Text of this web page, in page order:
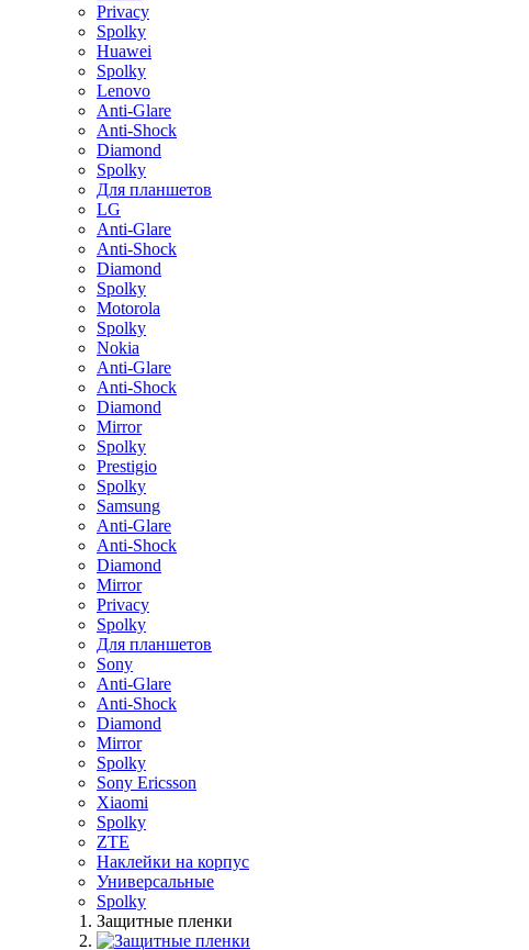
Privacy
Spolky
Huawei
Spolky
Lenovo
Anti-Glare
Anti-Shock
Diamond
Spolky
Для планшетов
LG
Anti-Glare
Anti-Shock
Diamond
Spolky
Motorola
Spolky
Nokia
Anti-Glare
Anti-Shock
Diamond
Mirror
Spolky
Prestigio
Spolky
Samsung
Anti-Glare
Anti-Shock
Diamond
Mirror
Privacy
Spolky
Для планшетов
Sony
Anti-Glare
Anti-Shock
Diamond
Mirror
Spolky
Sony Ericsson
Xiaomi
Spolky
ZTE
Наклейки на корпус
Универсальные
Spolky
Защитные пленки